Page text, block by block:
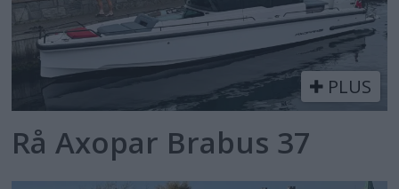
PLUS
Rå Axopar Brabus 37